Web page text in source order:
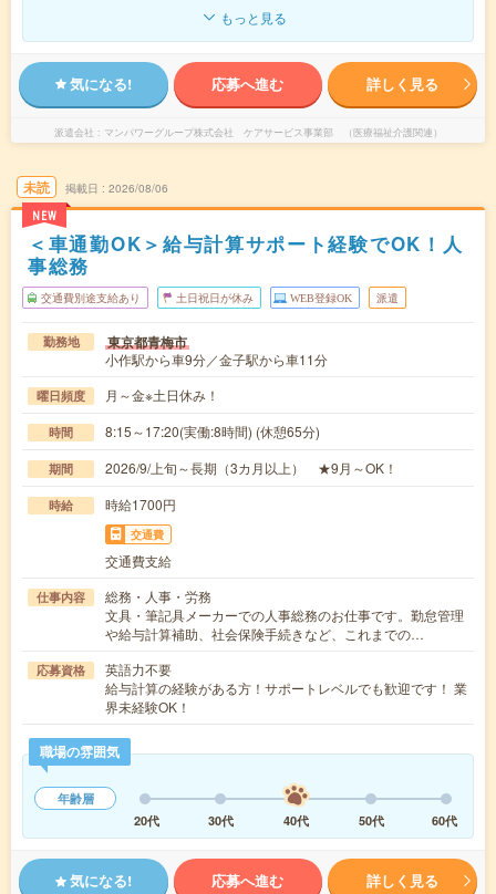
もっと見る
気になる! 応募へ進む 詳しく見る
派遣会社 マンパワーグループ株式会社 ケアサービス事業部 （医療福祉介護関連）
未読
NEW
掲載日 2026/08/06
＜車通勤OK＞給与計算サポート経験でOK！人
事総務
交通費別途支給あり 土日祝日が休み WEB登録OK 派遣
勤務地 東京都青梅市
小作駅から車9分／金子駅から車11分
曜日頻度 月～金※土日休み！
時間 8:15～17:20(実働:8時間) (休憩65分)
期間 2026/9/上旬～長期（3カ月以上） ★9月～OK！
時給 時給1700円
交通費
交通費支給
仕事内容
総務・人事・労務
文具・筆記具メーカーでの人事総務のお仕事です。勤怠管理
や給与計算補助、社会保険手続きなど、これまでの…
応募資格
英語力不要
給与計算の経験がある方！サポートレベルでも歓迎です！ 業
界未経験OK！
職場の雰囲気
年齢層
20代
30代 40代 50代 60代
気になる! 応募へ進む 詳しく見る